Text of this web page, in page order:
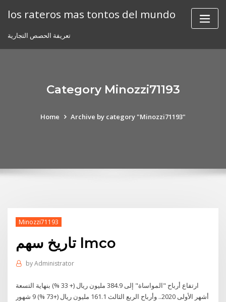
los rateros mas tontos del mundo
تعريفة الحصص التجارية
Category Minozzi71193
Home Archive by category "Minozzi71193"
Minozzi71193
تاريخ سهم lmco
byAdministrator
ارتفاع أرباح "المواساة" إلى 384.9 مليون ريال (+ 33 %) بنهاية التسعة
أشهر الأولى 2020.. وأرباح الربع الثالث 161.1 مليون ريال (+73 %) 9 شهور